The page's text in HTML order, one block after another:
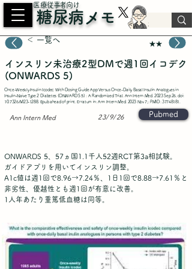
​医療従事者向け
糖尿病メモ
＜ 一覧へ ★★
インスリン未治療2型DMで週1回イコデク
(ONWARDS 5)
Once-Weekly Insulin Icodec With Dosing Guide App Versus Once-Daily Basal Insulin Analogues in
Insulin-Naive Type 2 Diabetes (ONWARDS 5) : A Randomized Trial. Ann Intern Med. 2023 Sep 26. doi:
10.7326/M23-1288. Epub ahead of print. Erratum in: Ann Intern Med. 2023 Nov 7;: PMID:37748181
23/9/26
Ann Intern Med Pubmed
ONWARDS 5、57ヵ国1.1千人52週RCT第3a相試験。
ガイドアプリを用いてインスリン調整。
A1c値は週1回で8.96→7.24％、1日1回で8.88→7.61％と
非劣性、優越性とも週1回が有意に改善。
1人年あたり重篤低血糖は同等。